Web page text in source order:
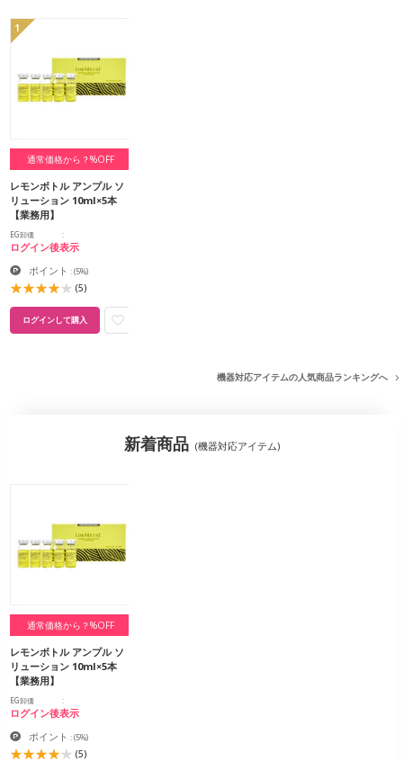
1
通常価格から？%OFF
レモンボトル アンプル ソ
リューション 10ml×5本
【業務用】
EG卸価
ログイン後表示
ポイント :(5%)
(5)
ログインして購入
機器対応アイテムの人気商品ランキングへ
新着商品 (機器対応アイテム)
通常価格から？%OFF
レモンボトル アンプル ソ
リューション 10ml×5本
【業務用】
EG卸価
ログイン後表示
ポイント :(5%)
(5)